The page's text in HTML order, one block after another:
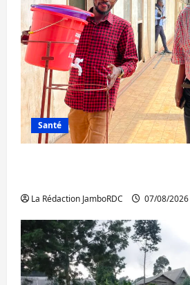
Santé
La Rédaction JamboRDC 07/08/2026